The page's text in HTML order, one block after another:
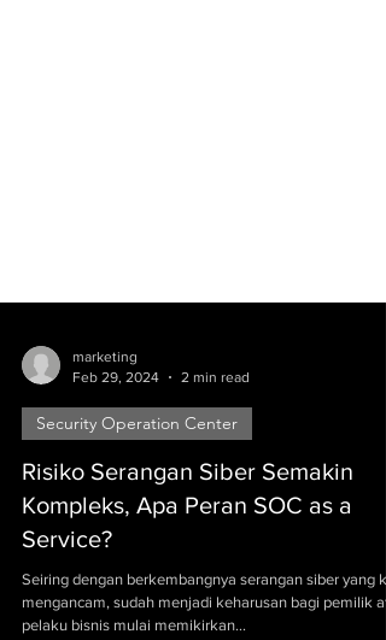
marketing
Feb 29, 2024
2 min read
Security Operation Center
Risiko Serangan Siber Semakin
Kompleks, Apa Peran SOC as a